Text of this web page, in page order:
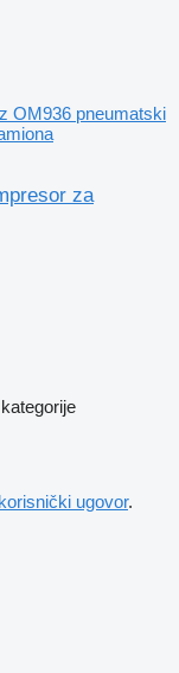
OM936 pneumatski
za
korisnički ugovor.